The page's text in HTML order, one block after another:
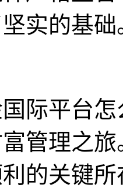
实的基础
际平台
管理之
的关键